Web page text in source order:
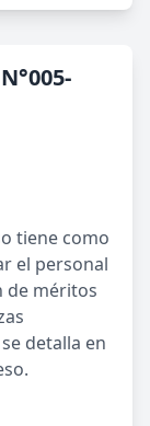
tiene como
el personal
de méritos
detalla en